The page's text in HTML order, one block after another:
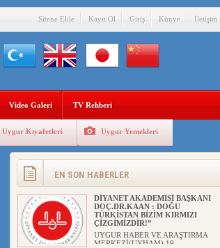
Sitene Ekle Kayıt Ol Giriş Künye İletişim
Video Galeri TV Rehberi
Uygur Kıyafetleri Uygur Yemekleri
EN SON HABERLER
AYDIN TÜRK OCAĞI : TÜRK
MİLLETİ DAİMA MAZLUM UYGUR
SOYDAŞLARININ YANINDADIR !
MERKEZİ(UYHAM) ...
DİYANET AKADEMİSİ BAŞKANI
DOÇ.DR.KAAN : DOĞU
TÜRKİSTAN BİZİM KIRMIZI
ÇİZGİMİZDİR!”
UYGUR HABER VE ARAŞTIRMA
MERKEZİ(UYHAM) 19...